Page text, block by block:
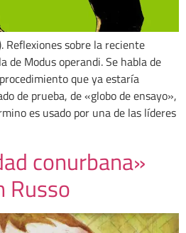
Reflexiones sobre la reciente
de Modus operandi. Se habla de
que ya estaría
de prueba, de «globo de ensayo»,
es usado por una de las líderes
conurbana»
Russo